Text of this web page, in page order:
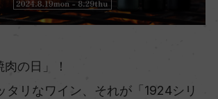
の日」！
タリなワイン、それが「1924シリ